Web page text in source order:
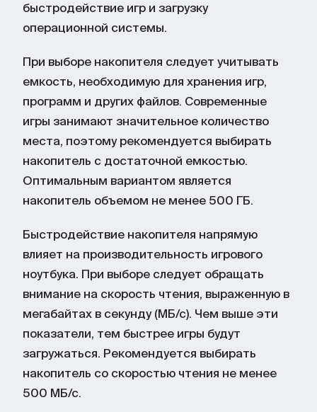
быстродействие игр и загрузку
операционной системы.
При выборе накопителя следует учитывать
емкость, необходимую для хранения игр,
программ и других файлов. Современные
игры занимают значительное количество
места, поэтому рекомендуется выбирать
накопитель с достаточной емкостью.
Оптимальным вариантом является
накопитель объемом не менее 500 ГБ.
Быстродействие накопителя напрямую
влияет на производительность игрового
ноутбука. При выборе следует обращать
внимание на скорость чтения, выраженную в
мегабайтах в секунду (МБ/с). Чем выше эти
показатели, тем быстрее игры будут
загружаться. Рекомендуется выбирать
накопитель со скоростью чтения не менее
500 МБ/с.